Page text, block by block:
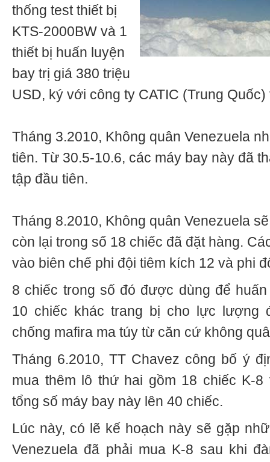
thống test thiết bị
KTS-2000BW và 1
thiết bị huấn luyện
bay trị giá 380 triệu
USD, ký với công ty CATIC (Trung
Tháng 3.2010, Không quân Venezuela
tiên. Từ 30.5-10.6, các máy bay này đã
tập đầu tiên.
Tháng 8.2010, Không quân Venezuela
còn lại trong số 18 chiếc đã đặt hàng.
vào biên chế phi đội tiêm kích 12 và phi
8 chiếc trong số đó được dùng để
10 chiếc khác trang bị cho lực lượng
chống mafira ma túy từ căn cứ không
Tháng 6.2010, TT Chavez công bố ý
mua thêm lô thứ hai gồm 18 chiếc K-
tổng số máy bay này lên 40 chiếc.
Lúc này, có lẽ kế hoạch này sẽ gặp
Venezuela đã phải mua K-8 sau khi